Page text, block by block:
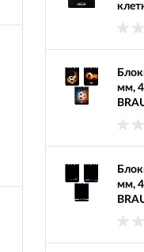
мм,
мм,